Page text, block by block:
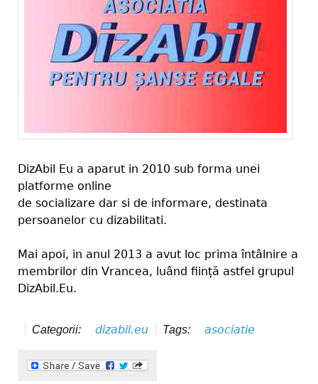
DizAbil Eu a aparut in 2010 sub forma unei
platforme online
de socializare dar si de informare, destinata
persoanelor cu dizabilitati.
Mai apoi, in anul 2013 a avut loc prima întâlnire a
membrilor din Vrancea, luând ființă astfel grupul
DizAbil.Eu.
Categorii: dizabil.eu Tags: asociatie